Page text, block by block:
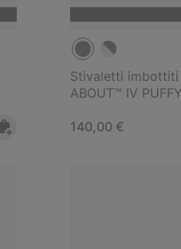
Stivaletti imbottiti
ABOUT™ IV
Regular price:
140,00 €